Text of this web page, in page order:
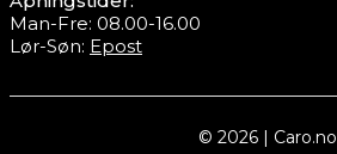
Man-Fre: 08.00-16.00
Lør-Søn: Epost
© 2026 | Caro.no